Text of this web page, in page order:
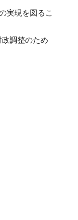
実現を図るこ
調整のため